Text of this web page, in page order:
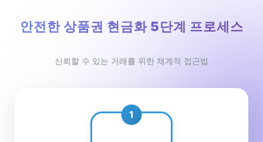
안전한 상품권 현금화 5단계 프로세스
신뢰할 수 있는 거래를 위한 체계적 접근법
1